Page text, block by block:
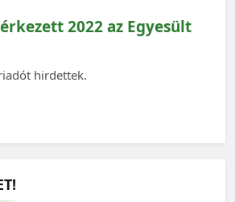
2022 az Egyesült
hirdettek.